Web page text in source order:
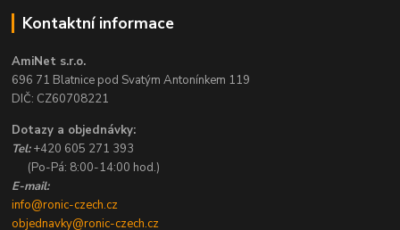
Kontaktní informace
AmiNet s.r.o.
696 71 Blatnice pod Svatým Antonínkem 119
DIČ: CZ60708221
Dotazy a objednávky:
Tel:+420 605 271 393
(Po-Pá: 8:00-14:00 hod.)
E-mail:
info@ronic-czech.cz
objednavky@ronic-czech.cz